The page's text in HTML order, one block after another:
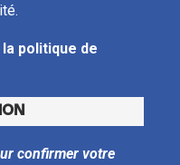
politique de
confirmer votre